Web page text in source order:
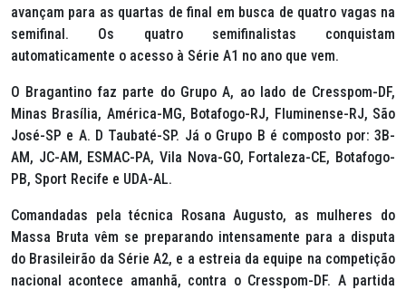
avançam para as quartas de final em busca de quatro vagas na
semifinal. Os quatro semifinalistas conquistam
automaticamente o acesso à Série A1 no ano que vem.
O Bragantino faz parte do Grupo A, ao lado de Cresspom-DF,
Minas Brasília, América-MG, Botafogo-RJ, Fluminense-RJ, São
José-SP e A. D Taubaté-SP. Já o Grupo B é composto por: 3B-
AM, JC-AM, ESMAC-PA, Vila Nova-GO, Fortaleza-CE, Botafogo-
PB, Sport Recife e UDA-AL.
Comandadas pela técnica Rosana Augusto, as mulheres do
Massa Bruta vêm se preparando intensamente para a disputa
do Brasileirão da Série A2, e a estreia da equipe na competição
nacional acontece amanhã, contra o Cresspom-DF. A partida